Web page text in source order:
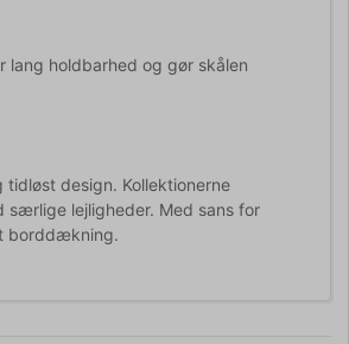
lang holdbarhed og gør skålen
design. Kollektionerne
særlige lejligheder. Med sans for
borddækning.